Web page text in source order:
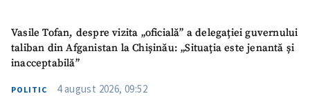
Vasile Tofan, despre vizita „oficială” a delegației guvernului
taliban din Afganistan la Chișinău: „Situația este jenantă și
inacceptabilă”
POLITIC 4 august 2026, 09:52
TRIMITE ȘTIREA